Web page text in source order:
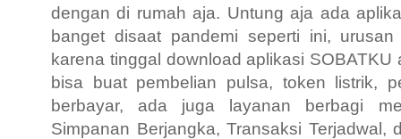
dengan di rumah aja. Untung aja ada
banget disaat pandemi seperti ini,
karena tinggal download aplikasi
bisa buat pembelian pulsa, token listrik,
berbayar, ada juga layanan berbagi
Simpanan Berjangka, Transaksi Terjadwal,